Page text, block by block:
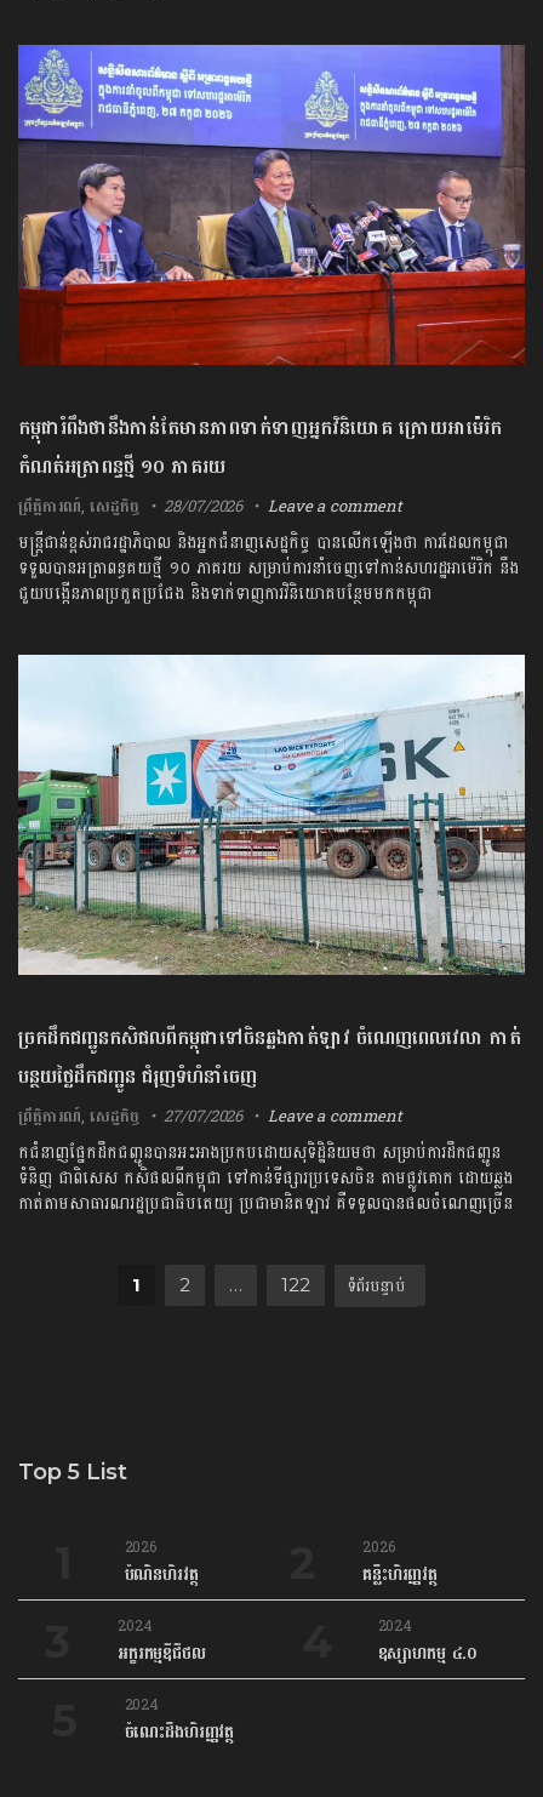
កម្ពុជារំពឹងថានឹងកាន់តែមានភាពទាក់ទាញអ្នកវិនិយោគ ក្រោយអាម៉េរិក
កំណត់អត្រាពន្ធថ្មី ១០ ភាគរយ
ព្រឹត្តិការណ៍,សេដ្ឋកិច្ច 28/07/2026 Leave a comment
មន្ត្រី​ជាន់​ខ្ពស់​រាជ​រដ្ឋាភិបាល​ និង​អ្នកជំនាញ​សេដ្ឋកិច្ច​ ​បាន​លើកឡើង​ថា​ ​ការ​ដែល​កម្ពុជា​
ទទួលបាន​អត្រា​ពន្ធ​គយ​ថ្មី​ ​១០​ ​ភាគរយ​ ​សម្រាប់​ការ​នាំចេញ​ទៅកាន់​សហរដ្ឋ​អាម៉េរិក​ នឹង​
ជួយ​បង្កើន​ភាព​ប្រកួតប្រជែង​ និង​ទាក់ទាញ​ការ​វិនិយោគ​បន្ថែម​មក​កម្ពុជា
ច្រកដឹកជញ្ជូនកសិផលពីកម្ពុជាទៅចិនឆ្លងកាត់ឡាវ ចំណេញពេលវេលា កាត់
បន្ថយថ្លៃដឹកជញ្ជូន ជំរុញទំហំនាំចេញ
ព្រឹត្តិការណ៍,សេដ្ឋកិច្ច 27/07/2026 Leave a comment
កជំនាញផ្នែកដឹកជញ្ជូនបានអះអាងប្រកបដោយសុទិដ្ឋិនិយមថា សម្រាប់ការដឹកជញ្ជូន
ទំនិញ ជាពិសេស កសិផលពីកម្ពុជា ទៅកាន់ទីផ្សារប្រទេសចិន​ តាមផ្លូវគោក ដោយឆ្លង
កាត់តាមសា​ធារណរដ្ឋប្រជាធិបតេយ្យ ប្រជាមានិតឡាវ គឺទទួលបានផលចំណេញច្រើន
Posts pagination
1 2 … 122 Next
Top 5 List
2026
បំណិនហិរវត្ថុ
2026
គន្លឹះហិរញ្ញវត្ថុ
2024
អក្ខរកម្មឌីជីថល
2024
ឧស្សាហកម្ម ៤.០
2024
ចំណេះដឹងហិរញ្ញវត្ថុ